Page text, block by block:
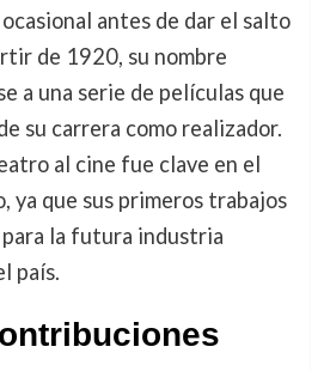
antes de dar el salto
de 1920, su nombre
a una serie de películas que
su carrera como realizador.
al cine fue clave en el
ya que sus primeros trabajos
para la futura industria
país.